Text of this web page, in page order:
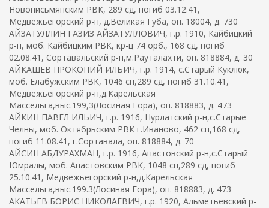
Новописьмянским РВК, 289 сд, погиб 03.12.41,
Медвежьегорский р-н, д.Великая Губа, оп. 18004, д. 730
АЙЗАТУЛЛИН ГАЗИЗ АЙЗАТУЛЛОВИЧ, г.р. 1910, Кайбицкий
р-н, моб. Кайбицким РВК, кр-ц 74 орб., 168 сд, погиб
02.08.41, Сортавальский р-н,м.Рауталахти, оп. 818884, д. 30
АЙКАШЕВ ПРОКОПИЙ ИЛЬИЧ, г.р. 1914, с.Старый Куклюк,
моб. Елабужским РВК, 1046 сп,289 сд, погиб 31.10.41,
Медвежьегорский р-н,д.Карельская
Массельга,выс.199,3(Лосиная Гора), оп. 818883, д. 473
АЙКИН ПАВЕЛ ИЛЬИЧ, г.р. 1916, Нурлатский р-н,с.Старые
Челны, моб. Октябрьским РВК г.Иваново, 462 сп,168 сд,
погиб 11.08.41, г.Сортавала, оп. 818884, д. 70
АЙСИН АБДУРАХМАН, г.р. 1916, Апастовский р-н,с.Старый
Юмралы, моб. Апастовским РВК, 1048 сп,289 сд, погиб
25.10.41, Медвежьегорский р-н,д.Карельская
Массельга,выс.199.3(Лосиная Гора), оп. 818883, д. 473
АКАТЬЕВ БОРИС НИКОЛАЕВИЧ, г.р. 1920, Альметьевский р-